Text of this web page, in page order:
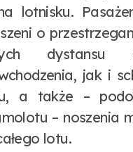
lotnisku.
o
dystansu
jak i
a także –
– noszenia
lotu.